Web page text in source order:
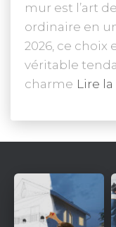
mur est l’art
ordinaire en
2026, ce
véritable
charme Lire